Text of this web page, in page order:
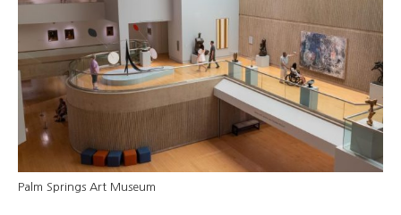
Palm Springs Art Museum